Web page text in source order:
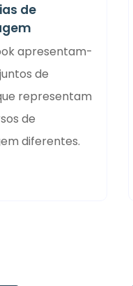
de
apresentam-
de
representam
de
diferentes.